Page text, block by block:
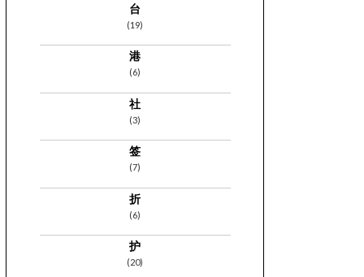
台
(19)
港
(6)
社
(3)
签
(7)
折
(6)
护
(20)